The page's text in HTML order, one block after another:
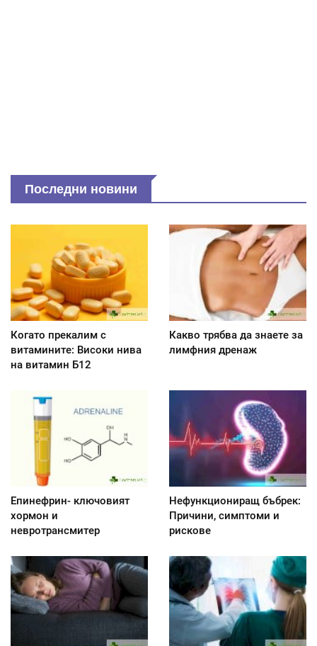
Последни новини
Когато прекалим с
витамините: Високи нива
на витамин Б12
Какво трябва да знаете за
лимфния дренаж
Епинефрин- ключовият
хормон и
невротрансмитер
Нефункциониращ бъбрек:
Причини, симптоми и
рискове